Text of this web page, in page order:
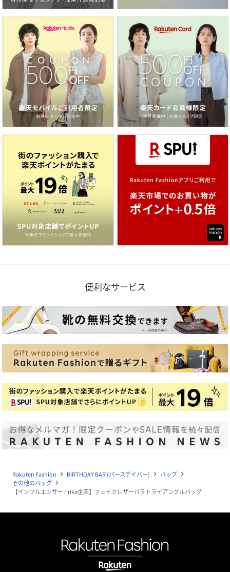
便利なサービス
Rakuten Fashion navigate_next BIRTHDAY BAR (バースデイバー) navigate_next バッグ navigate_next
その他のバッグ navigate_next
【インフルエンサー ririka企画】フェイクレザーパラトライアングルバッグ